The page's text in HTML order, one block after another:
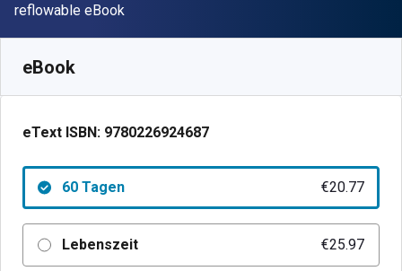
Format
reflowable eBook
eBook
eText ISBN: 9780226924687
60 Tagen €20.77
Lebenszeit €25.97